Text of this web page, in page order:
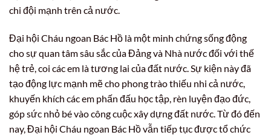
chi đội mạnh trên cả nước.
Đại hội Cháu ngoan Bác Hồ là một minh chứng sống động
cho sự quan tâm sâu sắc của Đảng và Nhà nước đối với thế
hệ trẻ, coi các em là tương lai của đất nước. Sự kiện này đã
tạo động lực mạnh mẽ cho phong trào thiếu nhi cả nước,
khuyến khích các em phấn đấu học tập, rèn luyện đạo đức,
góp sức nhỏ bé vào công cuộc xây dựng đất nước. Từ đó đến
nay, Đại hội Cháu ngoan Bác Hồ vẫn tiếp tục được tổ chức